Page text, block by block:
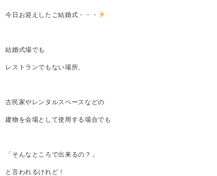
今日お迎えしたご結婚式・・・
結婚式場でも
レストランでもない場所、
古民家やレンタルスペースなどの
建物を会場として使用する場合でも
「そんなところで出来るの？」
と言われるけれど！